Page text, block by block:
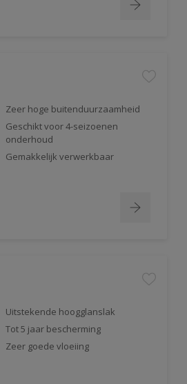
Zeer hoge buitenduurzaamheid
Geschikt voor 4-seizoenen
onderhoud
Gemakkelijk verwerkbaar
Uitstekende hoogglanslak
Tot 5 jaar bescherming
Zeer goede vloeiing